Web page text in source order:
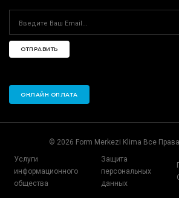
ОТПРАВИТЬ
ОНЛАЙН ОПЛАТА
© 2026 Form Merkezi Klima Все
Услуги
информационного
общества
Защита
персональных
данных